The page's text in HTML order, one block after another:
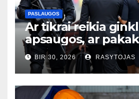
PASLAUGOS
Ar tikrai reikia
apsaugos, ar
išmaniųjų kamerų?
BIR 30, 2026 RASYTOJAS